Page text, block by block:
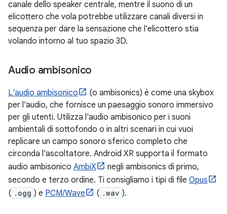
canale dello speaker centrale, mentre il suono di un
elicottero che vola potrebbe utilizzare canali diversi in
sequenza per dare la sensazione che l'elicottero stia
volando intorno al tuo spazio 3D.
Audio ambisonico
L'audio ambisonico
(o ambisonics) è come una skybox
per l'audio, che fornisce un paesaggio sonoro immersivo
per gli utenti. Utilizza l'audio ambisonico per i suoni
ambientali di sottofondo o in altri scenari in cui vuoi
replicare un campo sonoro sferico completo che
circonda l'ascoltatore. Android XR supporta il formato
audio ambisonico AmbiX
negli ambisonics di primo,
secondo e terzo ordine. Ti consigliamo i tipi di file Opus
( .ogg ) e PCM/Wave ( .wav ).